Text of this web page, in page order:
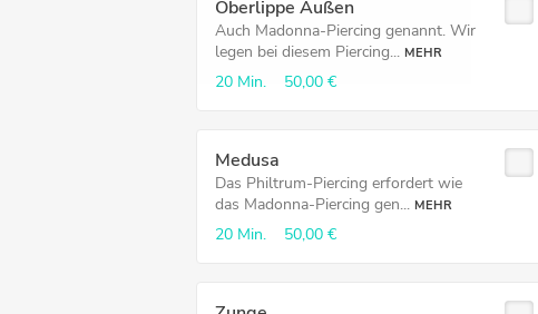
Oberlippe Außen
Auch Madonna-Piercing genannt. Wir
legen bei diesem Piercing... MEHR
20 Min. 50,00 €
Medusa
Das Philtrum-Piercing erfordert wie
das Madonna-Piercing gen... MEHR
20 Min. 50,00 €